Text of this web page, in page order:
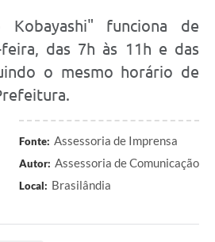
Kobayashi" funciona de
das 7h às 11h e das
o mesmo horário de
Fonte: Assessoria de Imprensa
Autor: Assessoria de Comunicação
Local: Brasilândia